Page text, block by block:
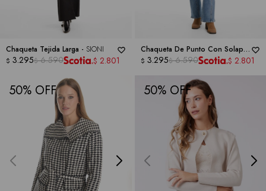
Chaqueta Tejida Larga - SIONI
$ 3.295$ 6.590 $ 2.801
Chaqueta De Punto Con Solapa
- SIONI
$ 3.295$ 6.590 $ 2.801
50 50